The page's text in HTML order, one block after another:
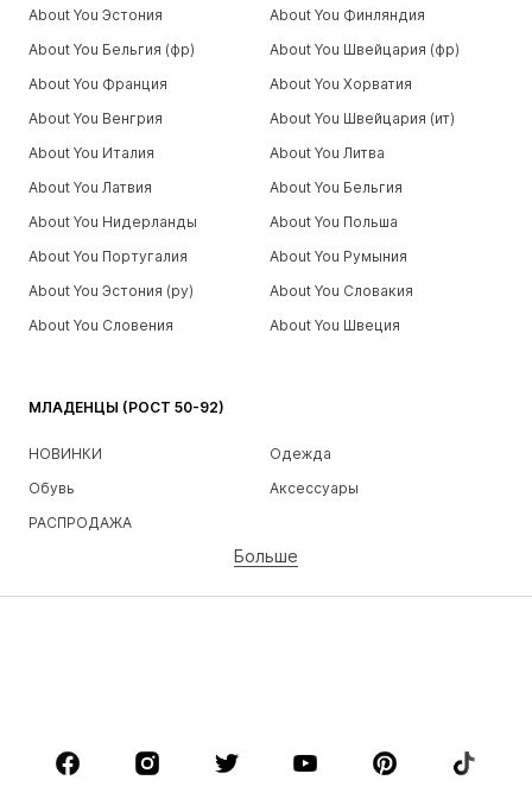
МЛАДЕНЦЫ (РОСТ 50-92)
НОВИНКИ
Одежда
Обувь
Аксессуары
РАСПРОДАЖА
БРЕНДЫ
Больше
About You Эстония
About You Финляндия
About You Бельгия (фр)
About You Швейцария (фр)
About You Франция
About You Хорватия
About You Венгрия
About You Швейцария (ит)
About You Италия
About You Литва
About You Латвия
About You Бельгия
About You Нидерланды
About You Польша
About You Португалия
About You Румыния
About You Эстония (ру)
About You Словакия
About You Словения
About You Швеция